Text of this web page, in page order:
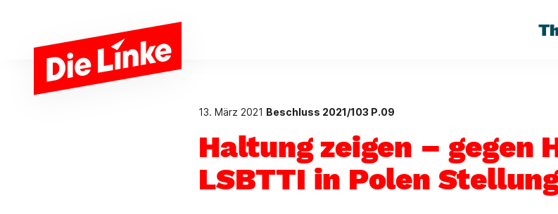
13. März 2021 Beschluss 2021/103 P.09
Haltung zeigen – gegen
LSBTTI in Polen